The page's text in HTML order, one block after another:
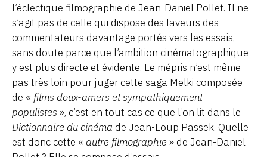
l’éclectique filmographie de Jean-Daniel Pollet. Il ne
s’agit pas de celle qui dispose des faveurs des
commentateurs davantage portés vers les essais,
sans doute parce que l’ambition cinématographique
y est plus directe et évidente. Le mépris n’est même
pas très loin pour juger cette saga Melki composée
de « films doux-amers et sympathiquement
populistes », c’est en tout cas ce que l’on lit dans le
Dictionnaire du cinéma de Jean-Loup Passek. Quelle
est donc cette « autre filmographie » de Jean-Daniel